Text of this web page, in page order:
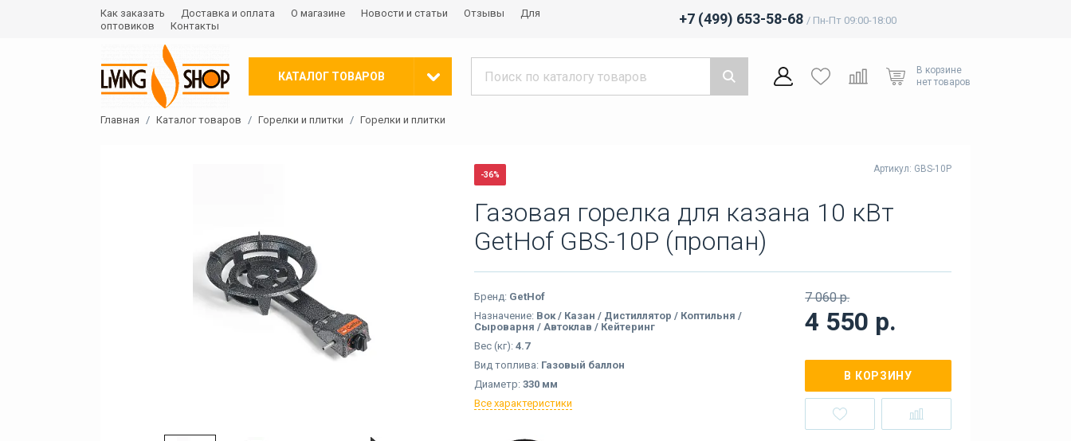
Как заказать Доставка и оплата О магазине Новости и статьи Отзывы
Для
оптовиков
Контакты +7 (499) 653-58-68 / Пн-Пт 09:00-18:00
КАТАЛОГ ТОВАРОВ
В корзине
нет товаров
Главная Каталог товаров Горелки и плитки Горелки и плитки
-36%
Артикул: GBS-10P
Газовая горелка для казана 10 кВт
GetHof GBS-10P (пропан)
Бренд: GetHof
Назначение: Вок / Казан / Дистиллятор / Коптильня /
Сыроварня / Автоклав / Кейтеринг
Вес (кг): 4.7
Вид топлива: Газовый баллон
Диаметр: 330 мм
Все характеристики
4 550 р.
7 060 р.
В КОРЗИНУ